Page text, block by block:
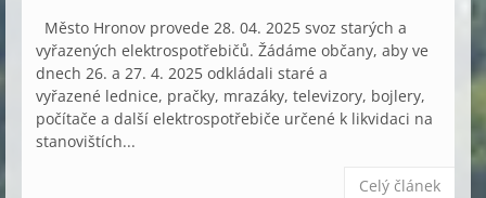
Město Hronov provede 28. 04. 2025 svoz starých a
vyřazených elektrospotřebičů. Žádáme občany, aby ve
dnech 26. a 27. 4. 2025 odkládali staré a
vyřazené lednice, pračky, mrazáky, televizory, bojlery,
počítače a další elektrospotřebiče určené k likvidaci na
stanovištích...
Celý článek